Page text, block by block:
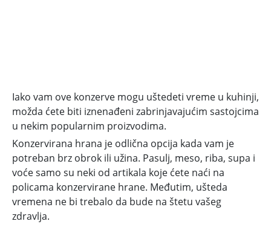
Iako vam ove konzerve mogu uštedeti vreme u kuhinji,
možda ćete biti iznenađeni zabrinjavajućim sastojcima
u nekim popularnim proizvodima.
Konzervirana hrana je odlična opcija kada vam je
potreban brz obrok ili užina. Pasulj, meso, riba, supa i
voće samo su neki od artikala koje ćete naći na
policama konzervirane hrane. Međutim, ušteda
vremena ne bi trebalo da bude na štetu vašeg
zdravlja.